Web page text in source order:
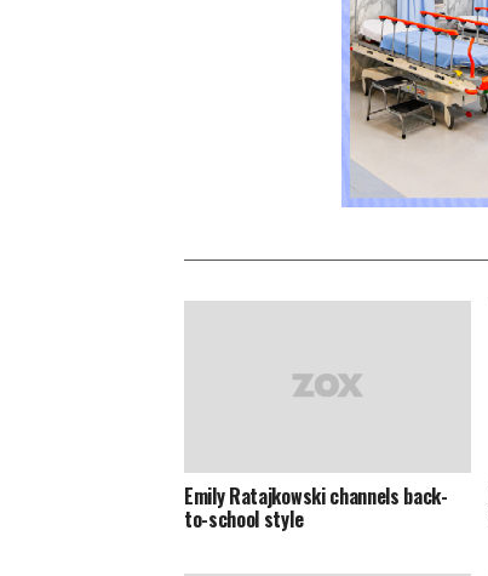
Emily Ratajkowski channels back-
to-school style